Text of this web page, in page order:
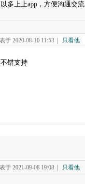
多上上app，方便沟通交流
于 2020-08-10 11:53 只看他
错支持
于 2021-09-08 19:08 只看他